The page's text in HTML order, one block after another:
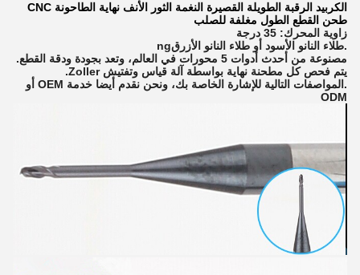
الكربيد الرقبة الطويلة القصيرة النغمة الثور الأنف نهاية الطاحونة CNC
طحن القطع الطول مغلفة للصلب
زاوية المحرك: 35 درجة
.طلاء النانو الأسود أو طلاء النانو الأزرقng
مصنوعة من أحدث أدوات 5 محورات في العالم، وتعد بجودة ودقة القطع.
يتم فحص كل مطحنة نهاية بواسطة آلة قياس وتفتيش Zoller.
.المواصفات التالية للإشارة الخاصة بك، ونحن نقدم أيضا خدمة OEM أو
ODM